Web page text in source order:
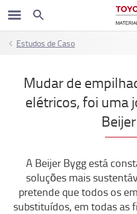
Estudos de Caso
Mudar de
elétricos, foi uma
A Beijer Bygg está
soluções mais
pretende que todos os
substituídos, em todas as